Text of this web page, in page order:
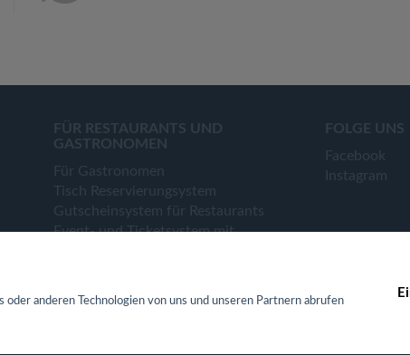
FÜR RESTAURANTS UND
GASTRONOMEN
Für Gastronomen
Tisch Reservierungsystem
Gutscheinsystem für Restaurants
Event- und Ticketsystem mit
Webseiten für Restaurant
FOLGE UNS
Facebook
Instagram
anderen Technologien von uns und unseren Partnern abrufen